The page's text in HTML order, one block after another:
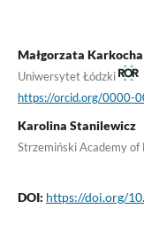
Małgorzata Karkocha
Uniwersytet Łódzki
https://orcid.org/0000-
Karolina Stanilewicz
Strzemiński Academy of
DOI: https://doi.org/